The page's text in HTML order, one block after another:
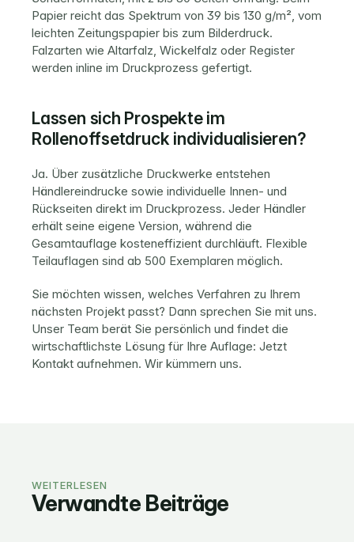
Papier reicht das Spektrum von 39 bis 130 g/m², vom
leichten Zeitungspapier bis zum Bilderdruck.
Falzarten wie Altarfalz, Wickelfalz oder Register
werden inline im Druckprozess gefertigt.
Lassen sich Prospekte im
Rollenoffsetdruck individualisieren?
Ja. Über zusätzliche Druckwerke entstehen
Händlereindrucke sowie individuelle Innen- und
Rückseiten direkt im Druckprozess. Jeder Händler
erhält seine eigene Version, während die
Gesamtauflage kosteneffizient durchläuft. Flexible
Teilauflagen sind ab 500 Exemplaren möglich.
Sie möchten wissen, welches Verfahren zu Ihrem
nächsten Projekt passt? Dann sprechen Sie mit uns.
Unser Team berät Sie persönlich und findet die
wirtschaftlichste Lösung für Ihre Auflage: Jetzt
Kontakt aufnehmen. Wir kümmern uns.
WEITERLESEN
Verwandte Beiträge